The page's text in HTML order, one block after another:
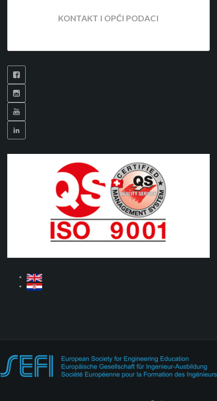
KONTAKT I OPĆI PODACI